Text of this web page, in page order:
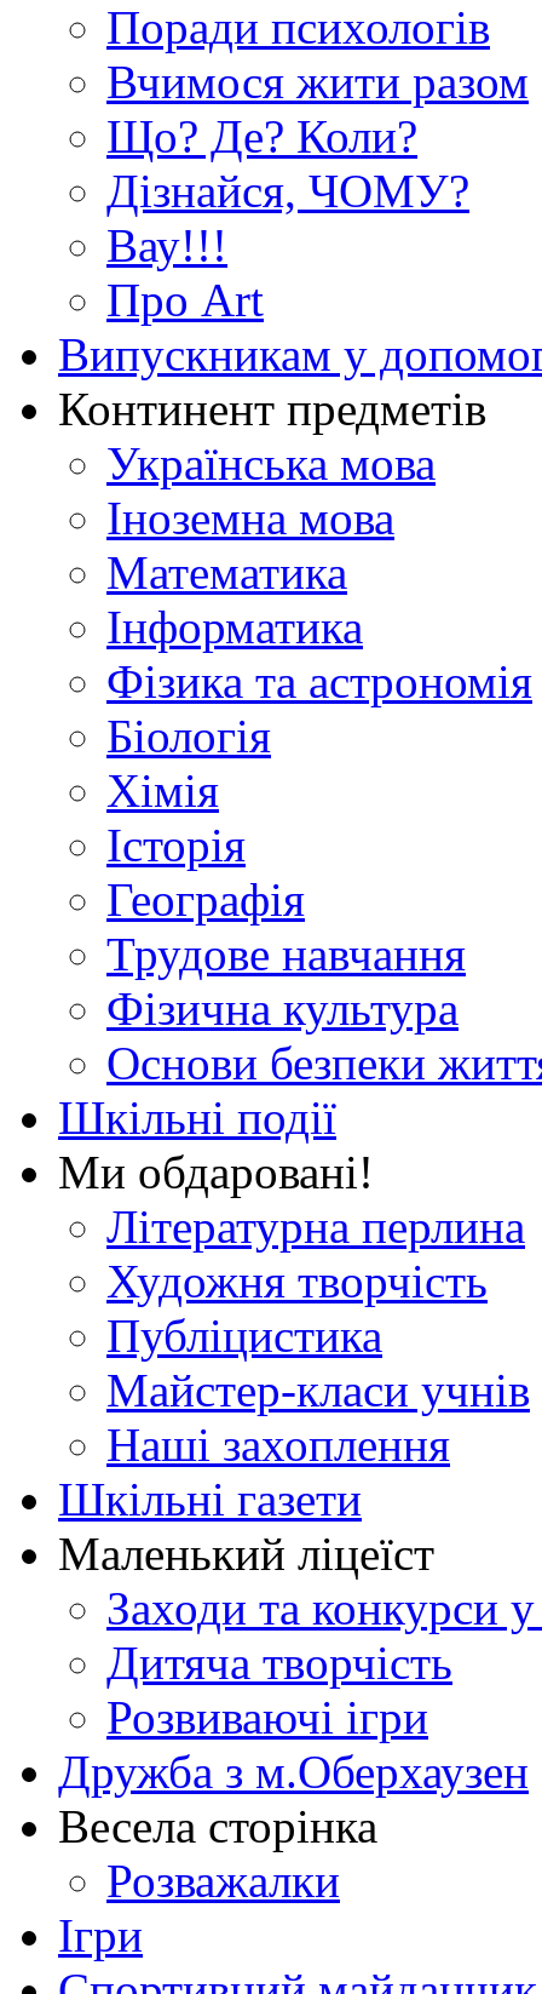
Поради психологів
Вчимося жити разом
Що? Де? Коли?
Дізнайся, ЧОМУ?
Вау!!!
Про Art
Випускникам у
Континент предметів
Українська мова
Іноземна мова
Математика
Інформатика
Фізика та астрономія
Біологія
Хімія
Історія
Географія
Трудове навчання
Фізична культура
Основи безпеки
Шкільні події
Ми обдаровані!
Літературна перлина
Художня творчість
Публіцистика
Майстер-класи учнів
Наші захоплення
Шкільні газети
Маленький ліцеїст
Заходи та конкурси у
Дитяча творчість
Розвиваючі ігри
Дружба з м.Оберхаузен
Весела сторінка
Розважалки
Ігри